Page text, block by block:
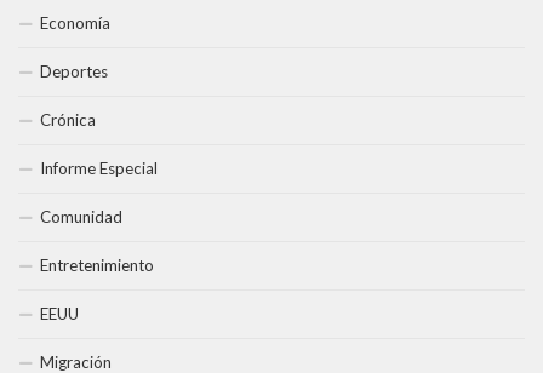
Economía
Deportes
Crónica
Informe Especial
Comunidad
Entretenimiento
EEUU
Migración